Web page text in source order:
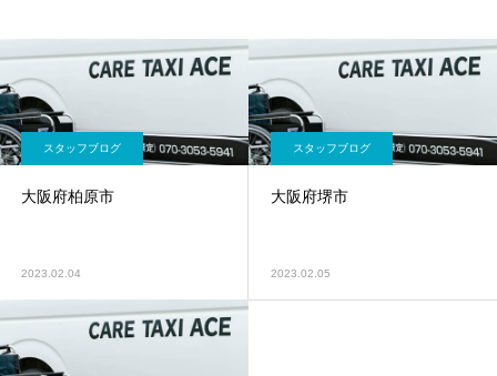
スタッフブログ
大阪府柏原市
2023.02.04
スタッフブログ
大阪府堺市
2023.02.05